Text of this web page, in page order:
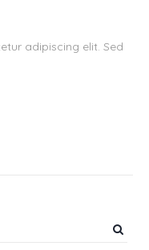
adipiscing elit. Sed